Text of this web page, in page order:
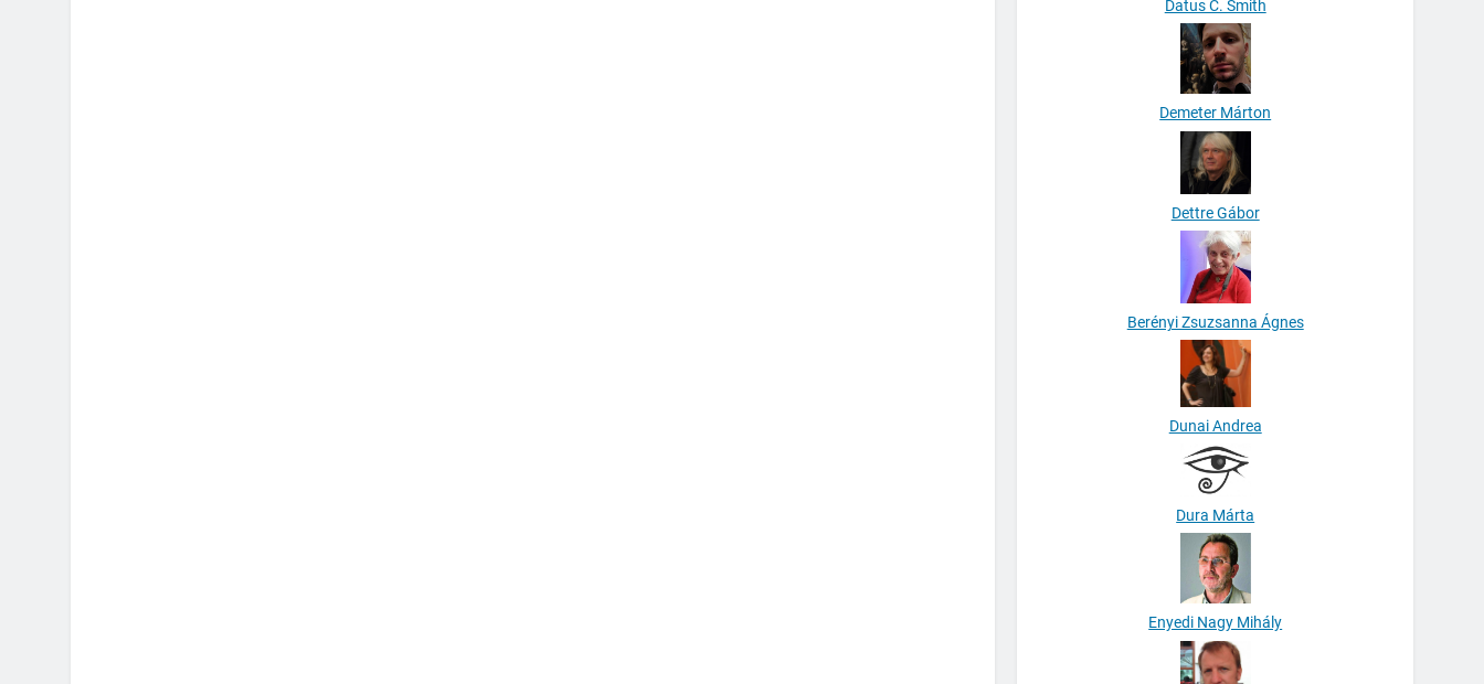
Datus C. Smith
Demeter Márton
Dettre Gábor
Berényi Zsuzsanna Ágnes
Dunai Andrea
Dura Márta
Enyedi Nagy Mihály